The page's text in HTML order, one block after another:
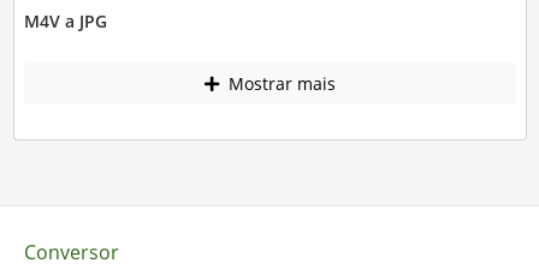
M4V a JPG
Mostrar mais
Conversor